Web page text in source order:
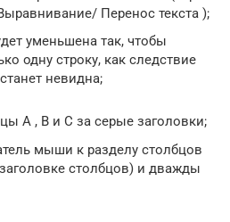
Перенос текста );
уменьшена так, чтобы
одну строку, как следствие
невидна;
А , B и С за серые заголовки;
мыши к разделу столбцов
столбцов) и дважды